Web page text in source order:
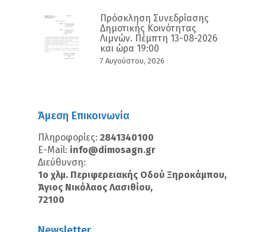
Πρόσκληση Συνεδρίασης
Δημοτικής Κοινότητας
Λιμνών. Πέμπτη 13-08-2026
και ώρα 19:00
7 Αυγούστου, 2026
Άμεση Επικοινωνία
Πληροφορίες: 2841340100
E-Mail: info@dimosagn.gr
Διεύθυνση:
1ο χλμ. Περιφερειακής Οδού Ξηροκάμπου,
Άγιος Νικόλαος Λασιθίου,
72100